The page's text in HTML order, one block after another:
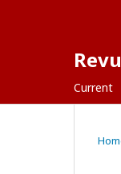
Current